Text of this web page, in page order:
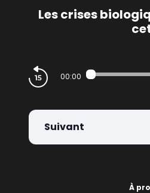
Les crises
00:00
Suivant
À